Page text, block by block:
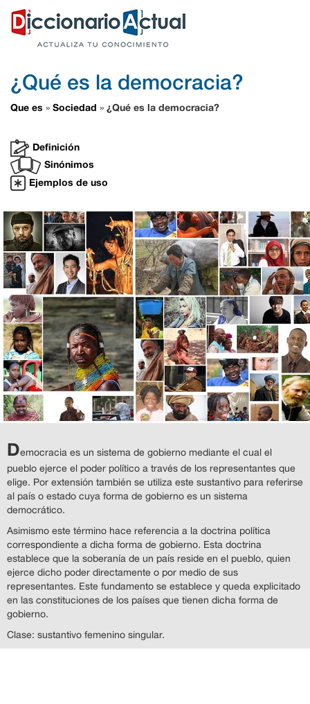
¿Qué es la democracia?
Que es » Sociedad » ¿Qué es la democracia?
Definición
Sinónimos
Ejemplos de uso
Democracia es un sistema de gobierno mediante el cual el
pueblo ejerce el poder político a través de los representantes que
elige. Por extensión también se utiliza este sustantivo para referirse
al país o estado cuya forma de gobierno es un sistema
democrático.
Asimismo este término hace referencia a la doctrina política
correspondiente a dicha forma de gobierno. Esta doctrina
establece que la soberanía de un país reside en el pueblo, quien
ejerce dicho poder directamente o por medio de sus
representantes. Este fundamento se establece y queda explicitado
en las constituciones de los países que tienen dicha forma de
gobierno.
Clase: sustantivo femenino singular.